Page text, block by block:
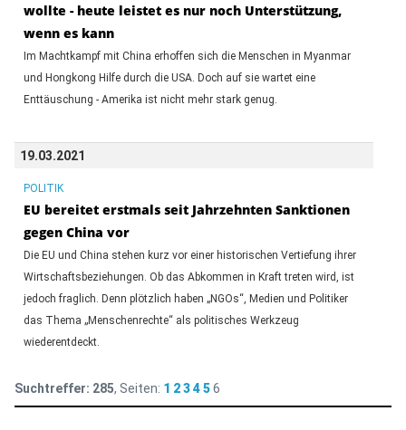
wollte - heute leistet es nur noch Unterstützung,
wenn es kann
Im Machtkampf mit China erhoffen sich die Menschen in Myanmar
und Hongkong Hilfe durch die USA. Doch auf sie wartet eine
Enttäuschung - Amerika ist nicht mehr stark genug.
19.03.2021
POLITIK
EU bereitet erstmals seit Jahrzehnten Sanktionen
gegen China vor
Die EU und China stehen kurz vor einer historischen Vertiefung ihrer
Wirtschaftsbeziehungen. Ob das Abkommen in Kraft treten wird, ist
jedoch fraglich. Denn plötzlich haben „NGOs“, Medien und Politiker
das Thema „Menschenrechte“ als politisches Werkzeug
wiederentdeckt.
Suchtreffer: 285, Seiten: 1 2 3 4 5 6